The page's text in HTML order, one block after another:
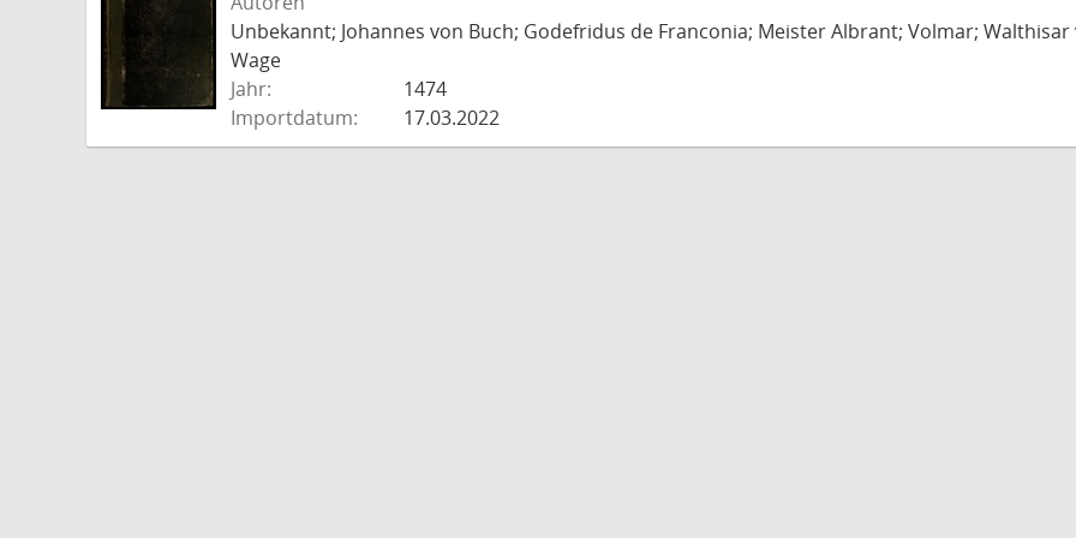
Unbekannt; Johannes von Buch; Godefridus de Franconia; Meister Albrant; Volmar;
Wage
Jahr:
1474
Importdatum:
17.03.2022